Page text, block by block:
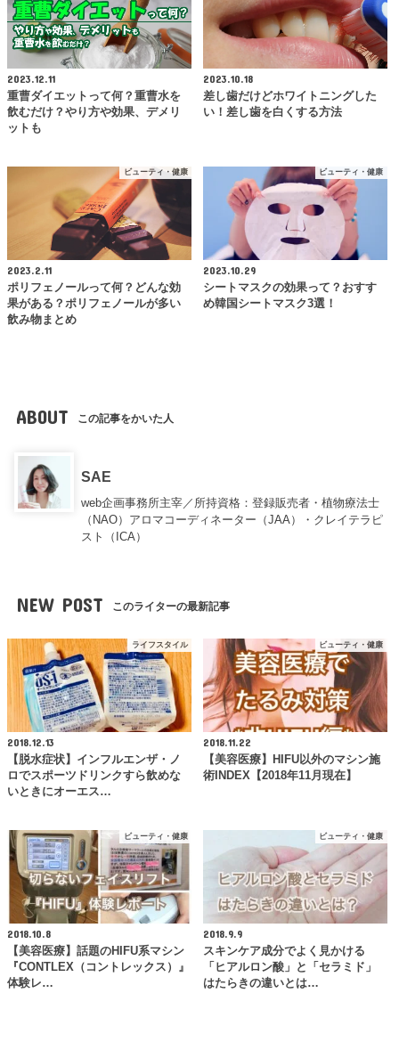
2023.12.11
重曹ダイエットって何？重曹水を
飲むだけ？やり方や効果、デメリ
ットも
2023.10.18
差し歯だけどホワイトニングした
い！差し歯を白くする方法
ビューティ・健康
2023.2.11
ポリフェノールって何？どんな効
果がある？ポリフェノールが多い
飲み物まとめ
ビューティ・健康
2023.10.29
シートマスクの効果って？おすす
め韓国シートマスク3選！
ABOUT この記事をかいた人
SAE
web企画事務所主宰／所持資格：登録販売者・植物療法士
（NAO）アロマコーディネーター（JAA）・クレイテラピ
スト（ICA）
NEW POST このライターの最新記事
ライフスタイル
2018.12.13
【脱水症状】インフルエンザ・ノ
ロでスポーツドリンクすら飲めな
いときにオーエス…
ビューティ・健康
2018.11.22
【美容医療】HIFU以外のマシン施
術INDEX【2018年11月現在】
ビューティ・健康
2018.10.8
【美容医療】話題のHIFU系マシン
『CONTLEX（コントレックス）』
体験レ…
ビューティ・健康
2018.9.9
スキンケア成分でよく見かける
「ヒアルロン酸」と「セラミド」
はたらきの違いとは…